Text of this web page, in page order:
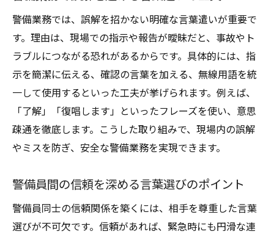
警備業務では、誤解を招かない明確な言葉遣いが重要で
す。理由は、現場での指示や報告が曖昧だと、事故やト
ラブルにつながる恐れがあるからです。具体的には、指
示を簡潔に伝える、確認の言葉を加える、無線用語を統
一して使用するといった工夫が挙げられます。例えば、
「了解」「復唱します」といったフレーズを使い、意思
疎通を徹底します。こうした取り組みで、現場内の誤解
やミスを防ぎ、安全な警備業務を実現できます。
警備員間の信頼を深める言葉選びのポイント
警備員同士の信頼関係を築くには、相手を尊重した言葉
選びが不可欠です。信頼があれば、緊急時にも円滑な連